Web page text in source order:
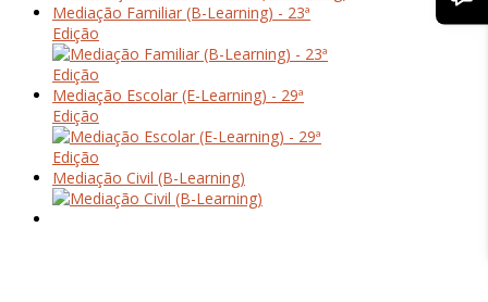
Mediação Familiar (B-Learning) - 23ª
Edição
Mediação Escolar (E-Learning) - 29ª
Edição
Mediação Civil (B-Learning)